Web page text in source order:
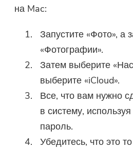
на Mac:
Запустите «Фото», а
«Фотографии».
Затем выберите
выберите «iCloud».
Все, что вам нужно
в систему,
пароль.
Убедитесь, что это